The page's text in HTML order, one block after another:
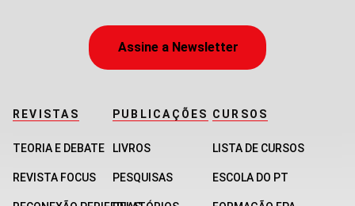
Assine a Newsletter
REVISTAS
TEORIA E DEBATE
REVISTA FOCUS
PUBLICAÇÕES
LIVROS
PESQUISAS
CURSOS
LISTA DE CURSOS
ESCOLA DO PT